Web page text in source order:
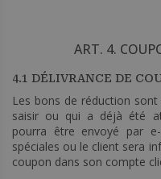
ART. 4.
4.1 DÉLIVRANCE DE
Les bons de réduction
saisir ou qui a déjà été
pourra être envoyé par
spéciales ou le client sera
coupon dans son compte